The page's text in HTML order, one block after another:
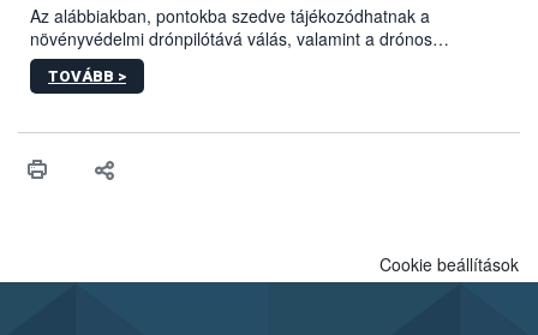
feltételeiről
Az alábbiakban, pontokba szedve tájékozódhatnak a
növényvédelmi drónpilótává válás, valamint a drónos
növényvédelmi és tápanyag-gazdálkodási tevékenység
végzésének legfontosabb feltételeiről*.
TOVÁBB >
Cookie beállítások